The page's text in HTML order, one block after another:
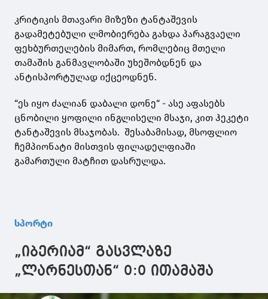
კრიტიკის მთავარი მიზეზი ტანტაშევის
გადამეტებული ლმობიერება გახდა პარაგვაელი
ფეხბურთელების მიმართ, რომლებიც მთელი
თამაშის განმავლობაში უხეშობდნენ და
ანტისპორტულად იქცეოდნენ.
“ეს იყო ძალიან დაბალი დონე“ - ასე აფასებს
ცნობილი ყოფილი ინგლისელი მსაჯი, კით ჰეკეტი
ტანტაშევის მსაჯობას. შესაბამისად, მსოფლიო
ჩემპიონატი მისთვის ფილადელფიაში
გამართული მატჩით დასრულდა.
სპორტი
„იბერიამ“ გასვლაზე
„ლარნესთან“ 0:0 ითამაშა